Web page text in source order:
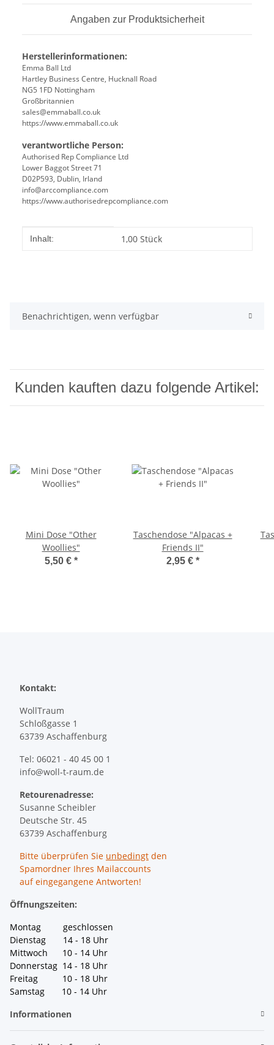
Angaben zur Produktsicherheit
Herstellerinformationen:
Emma Ball Ltd
Hartley Business Centre, Hucknall Road
NG5 1FD Nottingham
Großbritannien
sales@emmaball.co.uk
https://www.emmaball.co.uk
verantwortliche Person:
Authorised Rep Compliance Ltd
Lower Baggot Street 71
D02P593, Dublin, Irland
info@arccompliance.com
https://www.authorisedrepcompliance.com
Produkteigenschaft
Wert
Inhalt: 1,00 Stück
Benachrichtigen, wenn verfügbar
Kunden kauften dazu folgende Artikel:
Mini Dose "Other
Woollies"
5,50 € *
Taschendose "Alpacas +
Friends II"
2,95 € *
Kontakt:
WollTraum
Schloßgasse 1
63739 Aschaffenburg
Tel: 06021 - 40 45 00 1
info@woll-t-raum.de
Retourenadresse:
Susanne Scheibler
Deutsche Str. 45
63739 Aschaffenburg
Bitte überprüfen Sie unbedingt den
Spamordner Ihres Mailaccounts
auf eingegangene Antworten!
Öffnungszeiten:
Montag geschlossen
Dienstag 14 - 18 Uhr
Mittwoch 10 - 14 Uhr
Donnerstag 14 - 18 Uhr
Freitag 10 - 18 Uhr
Samstag 10 - 14 Uhr
Informationen